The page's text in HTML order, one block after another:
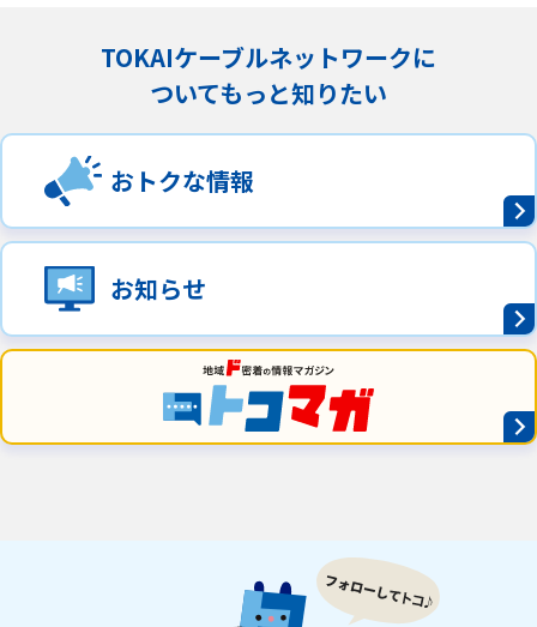
TOKAIケーブルネットワークに
ついてもっと知りたい
おトクな情報
お知らせ